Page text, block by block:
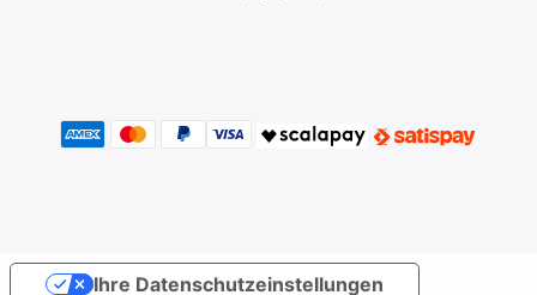
Ihre Datenschutzeinstellungen